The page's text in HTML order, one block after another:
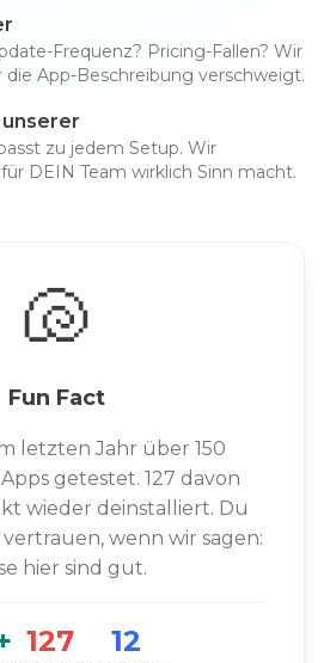
Frequenz? Pricing-Fallen? Wir
die App-Beschreibung verschweigt.
zu jedem Setup. Wir
DEIN Team wirklich Sinn macht.
🐚
Fun Fact
letzten Jahr über 150
getestet. 127 davon
wieder deinstalliert. Du
vertrauen, wenn wir sagen:
hier sind gut.
127 12